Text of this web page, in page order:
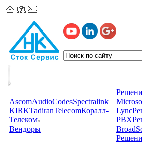
AscomAudioCodesSpectralink
KIRKTadiranTelecomКоралл-
Телеком
Вендоры
Lync
PBX